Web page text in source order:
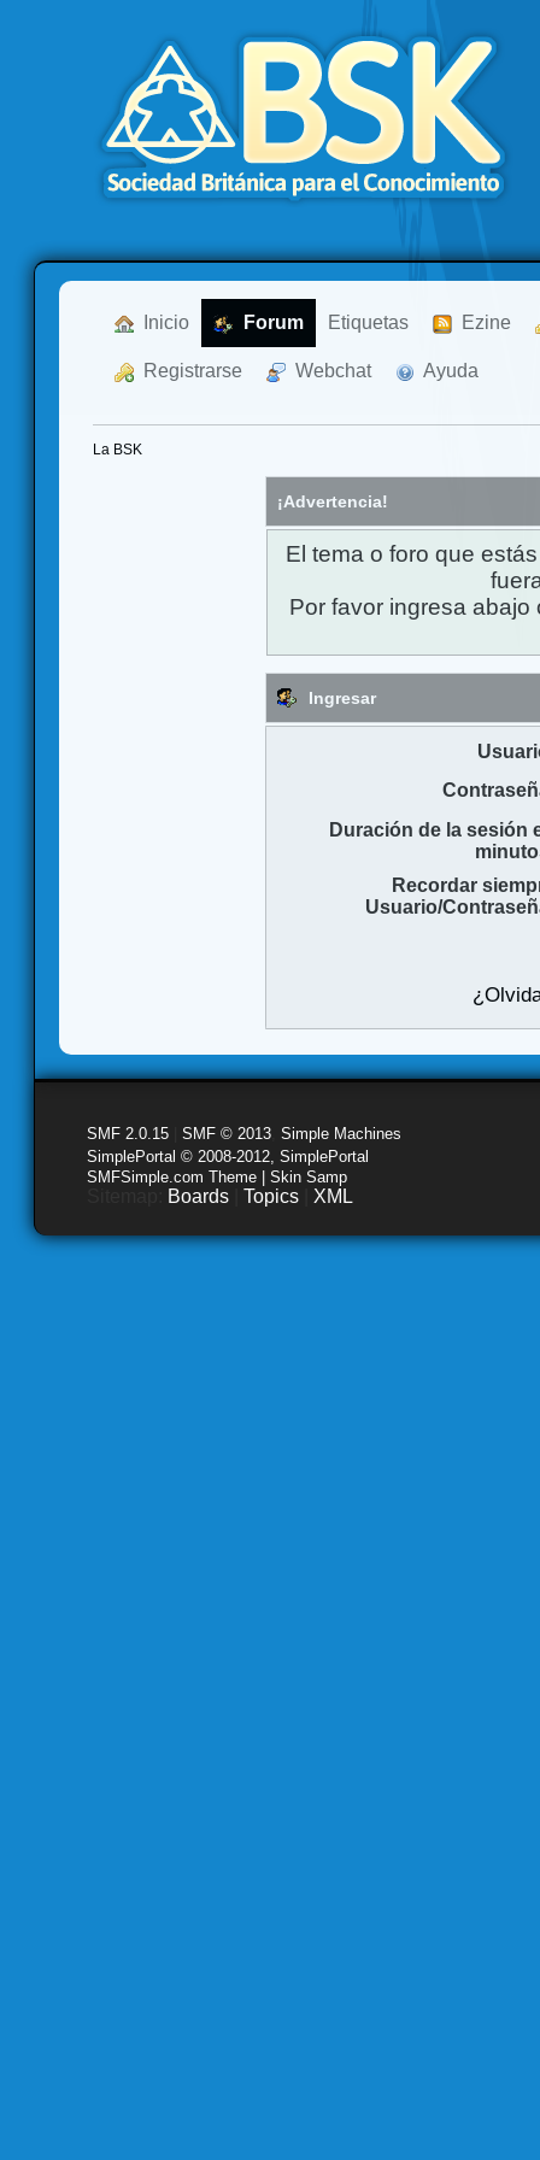
Inicio Forum Etiquetas Ezine
Registrarse Webchat Ayuda
La BSK
¡Advertencia!
El tema o foro que
Por favor ingresa
Ingresar
Duración de la sesión
Recordar
Usuario/
SMF 2.0.15 SMF © 2013 Simple Machines
SimplePortal © 2008-2012, SimplePortal
SMFSimple.com Theme | Skin Samp
Boards Topics XML